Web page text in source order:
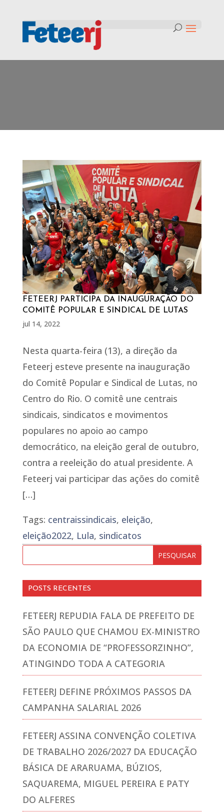
FETEERJ PARTICIPA DA INAUGURAÇÃO DO
COMITÊ POPULAR E SINDICAL DE LUTAS
jul 14, 2022
Nesta quarta-feira (13), a direção da
Feteerj esteve presente na inauguração
do Comitê Popular e Sindical de Lutas, no
Centro do Rio. O comitê une centrais
sindicais, sindicatos e movimentos
populares no apoio ao campo
democrático, na eleição geral de outubro,
contra a reeleição do atual presidente. A
Feteerj vai participar das ações do comitê
[…]
Tags: centraissindicais, eleição,
eleição2022, Lula, sindicatos
POSTS RECENTES
FETEERJ REPUDIA FALA DE PREFEITO DE
SÃO PAULO QUE CHAMOU EX-MINISTRO
DA ECONOMIA DE “PROFESSORZINHO”,
ATINGINDO TODA A CATEGORIA
FETEERJ DEFINE PRÓXIMOS PASSOS DA
CAMPANHA SALARIAL 2026
FETEERJ ASSINA CONVENÇÃO COLETIVA
DE TRABALHO 2026/2027 DA EDUCAÇÃO
BÁSICA DE ARARUAMA, BÚZIOS,
SAQUAREMA, MIGUEL PEREIRA E PATY
DO ALFERES